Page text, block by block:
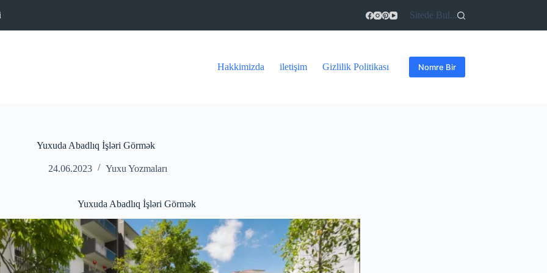
Sitede Bul...
Hakkimizda iletişim Gizlilik Politikası Nomre Bir
Yuxuda Abadlıq İşləri Görmək
24.06.2023 Yuxu Yozmaları
Yuxuda Abadlıq İşləri Görmək